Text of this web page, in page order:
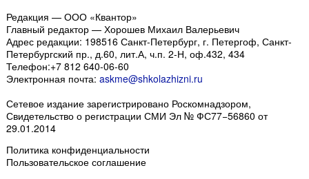
Редакция — ООО «Квантор»
Главный редактор — Хорошев Михаил Валерьевич
Адрес редакции: 198516 Санкт-Петербург, г. Петергоф, Санкт-
Петербургский пр., д.60, лит.А, ч.п. 2-Н, оф.432, 434
Телефон:+7 812 640-06-60
Электронная почта: askme@shkolazhizni.ru
Сетевое издание зарегистрировано Роскомнадзором,
Свидетельство о регистрации СМИ Эл № ФС77−56860 от
29.01.2014
Политика конфиденциальности
Пользовательское соглашение